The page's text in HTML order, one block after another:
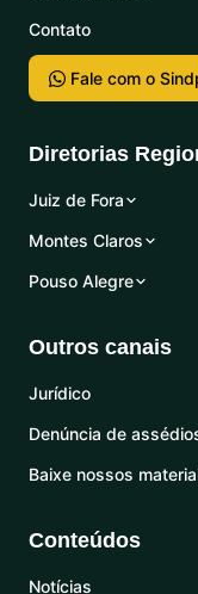
Contato
Fale com o
Diretorias
Juiz de Fora
Montes Claros
Pouso Alegre
Outros canais
Jurídico
Denúncia de
Baixe nossos
Conteúdos
Notícias